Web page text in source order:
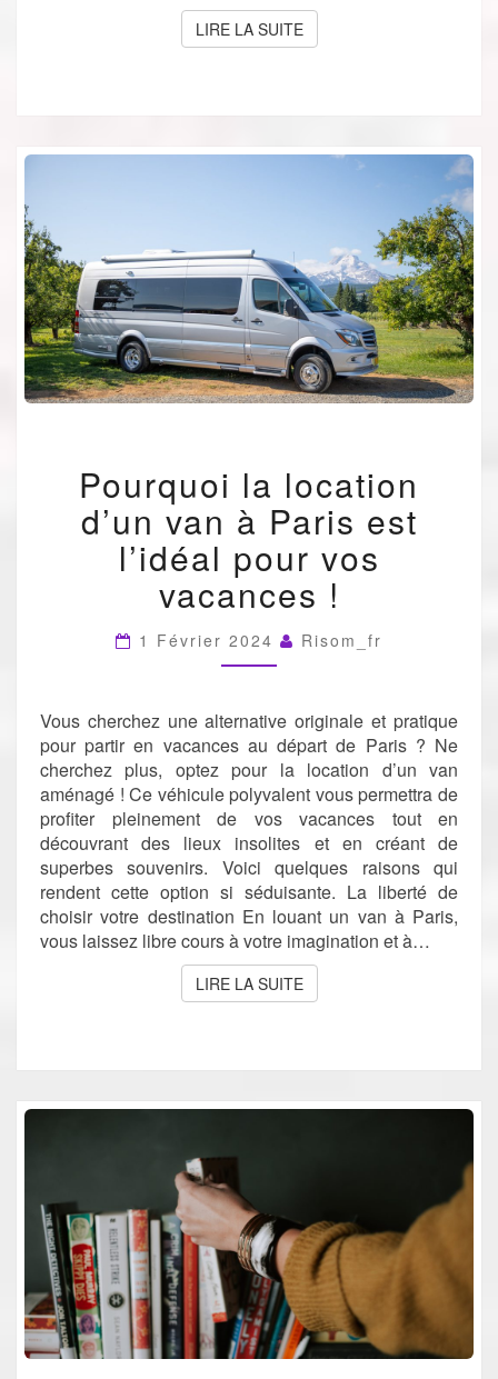
LIRE LA SUITELIRE LA SUITE
LA
LOCATION
D’UN
À
PARIS
EST
L’IDÉAL
POUR
!
Pourquoi la location
d’un van à Paris est
l’idéal pour vos
vacances !
1 Février 2024 Risom_fr
Vous cherchez une alternative originale et pratique
pour partir en vacances au départ de Paris ? Ne
cherchez plus, optez pour la location d’un van
aménagé ! Ce véhicule polyvalent vous permettra de
profiter pleinement de vos vacances tout en
découvrant des lieux insolites et en créant de
superbes souvenirs. Voici quelques raisons qui
rendent cette option si séduisante. La liberté de
choisir votre destination En louant un van à Paris,
vous laissez libre cours à votre imagination et à…
LIRE LA SUITELIRE LA SUITE